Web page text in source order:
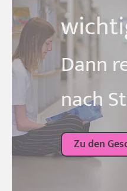
Dann
nach
Zu den